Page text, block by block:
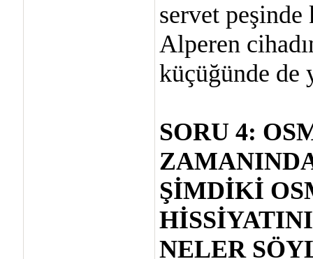
servet
Alperen
küçüğünde
SORU 4:
ŞİMDİKİ
NELER